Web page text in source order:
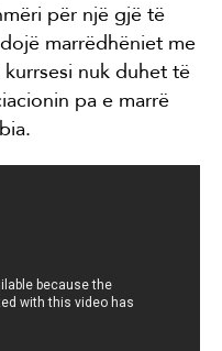
për një gjë të
marrëdhëniet me
nuk duhet të
pa e marrë